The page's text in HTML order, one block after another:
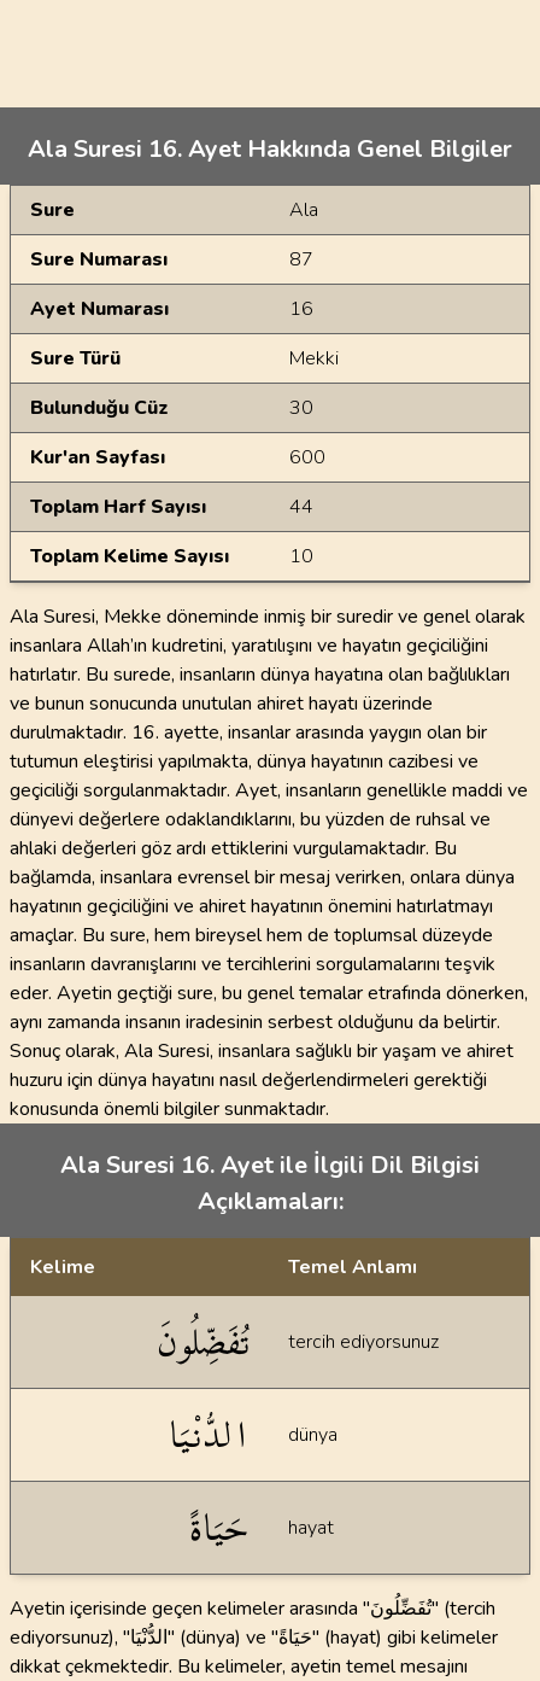
Ala Suresi 16. Ayet Hakkında Genel Bilgiler
Genel Bilgiler
Sure
Ala
Sure Numarası
87
Ayet Numarası
16
Sure Türü
Mekki
Bulunduğu Cüz
30
Kur'an Sayfası
600
Toplam Harf Sayısı
44
Toplam Kelime Sayısı
10
Ala Suresi, Mekke döneminde inmiş bir suredir ve genel olarak
insanlara Allah’ın kudretini, yaratılışını ve hayatın geçiciliğini
hatırlatır. Bu surede, insanların dünya hayatına olan bağlılıkları
ve bunun sonucunda unutulan ahiret hayatı üzerinde
durulmaktadır. 16. ayette, insanlar arasında yaygın olan bir
tutumun eleştirisi yapılmakta, dünya hayatının cazibesi ve
geçiciliği sorgulanmaktadır. Ayet, insanların genellikle maddi ve
dünyevi değerlere odaklandıklarını, bu yüzden de ruhsal ve
ahlaki değerleri göz ardı ettiklerini vurgulamaktadır. Bu
bağlamda, insanlara evrensel bir mesaj verirken, onlara dünya
hayatının geçiciliğini ve ahiret hayatının önemini hatırlatmayı
amaçlar. Bu sure, hem bireysel hem de toplumsal düzeyde
insanların davranışlarını ve tercihlerini sorgulamalarını teşvik
eder. Ayetin geçtiği sure, bu genel temalar etrafında dönerken,
aynı zamanda insanın iradesinin serbest olduğunu da belirtir.
Sonuç olarak, Ala Suresi, insanlara sağlıklı bir yaşam ve ahiret
huzuru için dünya hayatını nasıl değerlendirmeleri gerektiği
konusunda önemli bilgiler sunmaktadır.
Ala Suresi 16. Ayet ile İlgili Dil Bilgisi
Açıklamaları:
Kelime Temel Anlamı
تُفَضِّلُونَ tercih ediyorsunuz
الدُّنْيَا dünya
حَيَاةً hayat
Ayetin içerisinde geçen kelimeler arasında "تُفَضِّلُونَ" (tercih
ediyorsunuz), "الدُّنْيَا" (dünya) ve "حَيَاةً" (hayat) gibi kelimeler
dikkat çekmektedir. Bu kelimeler, ayetin temel mesajını